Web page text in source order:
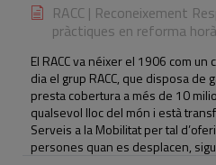
RACC | Reconeixement
pràctiques en reforma
El RACC va néixer el 1906 com
dia el grup RACC, que disposa de
presta cobertura a més de 10
qualsevol lloc del món i està
Serveis a la Mobilitat per tal
persones quan es desplacen,